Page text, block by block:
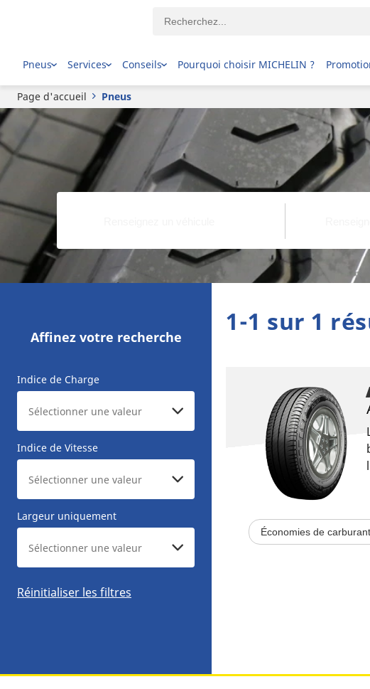
Pneus Services Conseils Pourquoi choisir MICHELIN ?
Page d'accueil Pneus
Affinez votre recherche
Indice de Charge
Indice de Vitesse
Largeur uniquement
Réinitialiser les filtres
1-1 sur 1
Économies de carburant